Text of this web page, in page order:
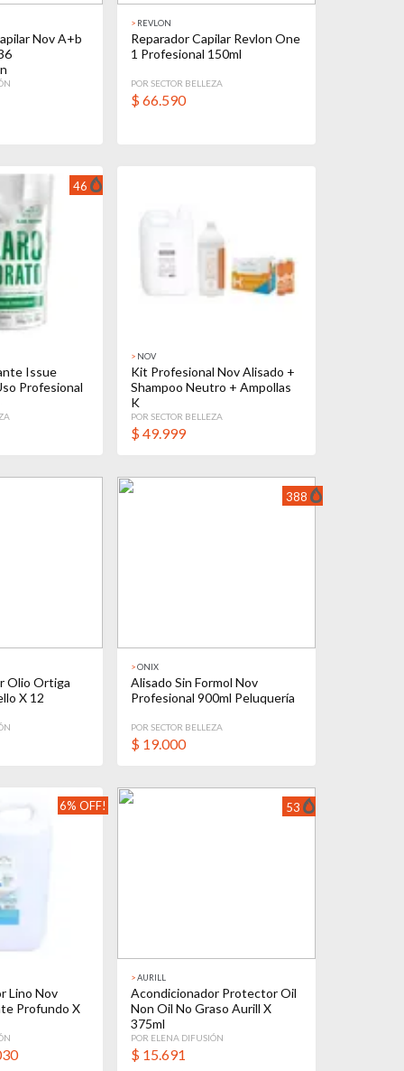
Nov A+b
> REVLON
Reparador Capilar Revlon One
1 Profesional 150ml
POR SECTOR BELLEZA
$66.590
46
Issue
Profesional
> NOV
Kit Profesional Nov Alisado +
Shampoo Neutro + Ampollas
K
POR SECTOR BELLEZA
$49.999
Olio Ortiga
X 12
388
>ONIX
Alisado Sin Formol Nov
Profesional 900ml Peluquería
POR SECTOR BELLEZA
$ 19.000
6% OFF!
Lino Nov
Profundo X
53
>AURILL
Acondicionador Protector Oil
Non Oil No Graso Aurill X
375ml
POR ELENA DIFUSIÓN
$ 15.691